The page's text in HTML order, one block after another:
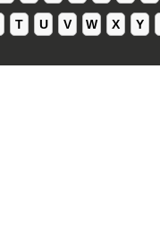
T U V W X Y